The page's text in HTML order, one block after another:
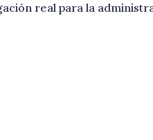
real para la